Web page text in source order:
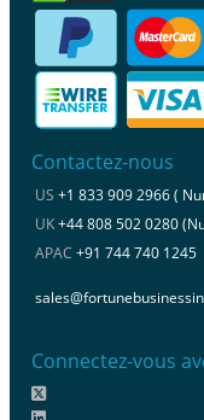
Contactez-nous
US +1 833 909 2966 (
UK+44 808 502 0280
APAC +91 744 740 1245
Connectez-vous